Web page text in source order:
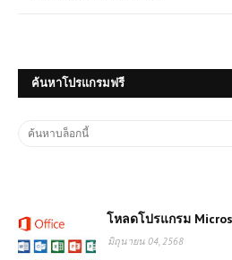
ค้นหาโปรแกรมฟรี
โหลดโปรแกรม
มิถุนายน 04, 2568